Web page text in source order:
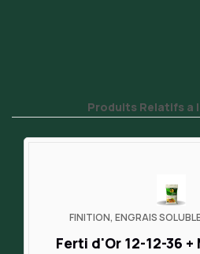
Produits Relatifs a
FINITION, ENGRAIS
Ferti d'Or 12-12-36 +